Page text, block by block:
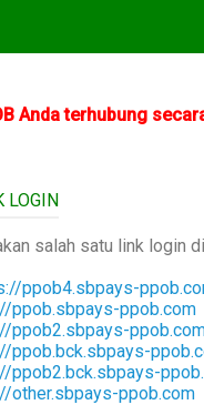
secara resmi
LOGIN
salah satu link login
ppob4.sbpays-
ppob.sbpays-ppob.com
ppob2.sbpays-
ppob.bck.sbpays-
ppob2.bck.sbpays-
other.sbpays-ppob.com